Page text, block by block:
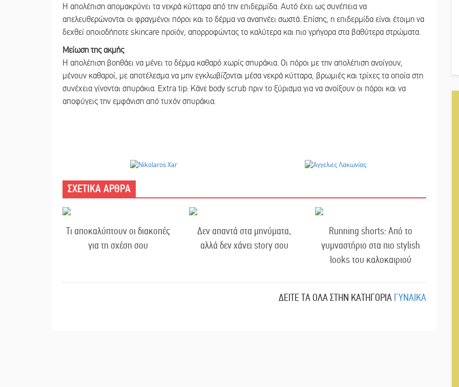
Η απολέπιση απομακρύνει τα νεκρά κύτταρα από την επιδερμίδα. Αυτό έχει ως συνέπεια να
απελευθερώνονται οι φραγμένοι πόροι και το δέρμα να αναπνέει σωστά. Επίσης, η επιδερμίδα είναι έτοιμη να
δεχθεί οποιοδήποτε skincare προϊόν, απορροφώντας το καλύτερα και πιο γρήγορα στα βαθύτερα στρώματα.
Μείωση της ακμής
Η απολέπιση βοηθάει να μένει το δέρμα καθαρό χωρίς σπυράκια. Οι πόροι με την απολέπιση ανοίγουν,
μένουν καθαροί, με αποτέλεσμα να μην εγκλωβίζονται μέσα νεκρά κύτταρα, βρωμιές και τρίχες τα οποία στη
συνέχεια γίνονται σπυράκια. Extra tip: Κάνε body scrub πριν το ξύρισμα για να ανοίξουν οι πόροι και να
αποφύγεις την εμφάνιση από τυχόν σπυράκια.
ΣΧΕΤΙΚΑ ΑΡΘΡΑ
Τι αποκαλύπτουν οι διακοπές
για τη σχέση σου
Δεν απαντά στα μηνύματα,
αλλά δεν χάνει story σου
Running shorts: Από το
γυμναστήριο στα πιο stylish
looks του καλοκαιριού
ΔΕΙΤΕ ΤΑ ΟΛΑ ΣΤΗΝ ΚΑΤΗΓΟΡΙΑ ΓΥΝΑΙΚΑ